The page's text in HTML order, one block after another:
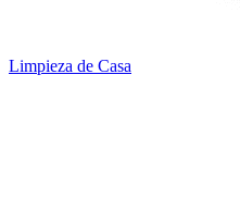
Limpieza de Casa